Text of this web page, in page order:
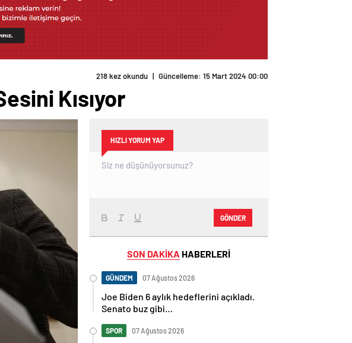
218 kez okundu | Güncelleme: 15 Mart 2024 00:00
Kısıyor
HIZLI YORUM YAP
GÖNDER
SON DAKİKA HABERLERİ
GÜNDEM 07 Ağustos 2026
Joe Biden 6 aylık hedeflerini açıkladı.
Senato buz gibi…
SPOR 07 Ağustos 2026